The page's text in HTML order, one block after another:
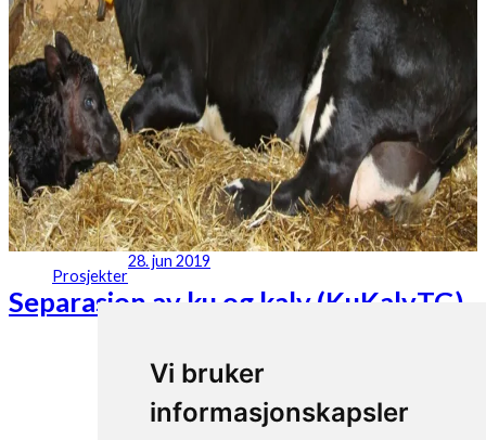
Vi bruker
informasjonskapsler
Prosjekter
28. jun 2019
Separasjon av ku og kalv (KuKalvTG)